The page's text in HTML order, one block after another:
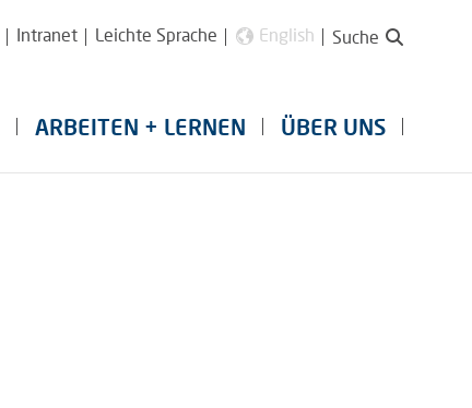
Intranet Leichte Sprache English Suche
ARBEITEN + LERNEN ÜBER UNS